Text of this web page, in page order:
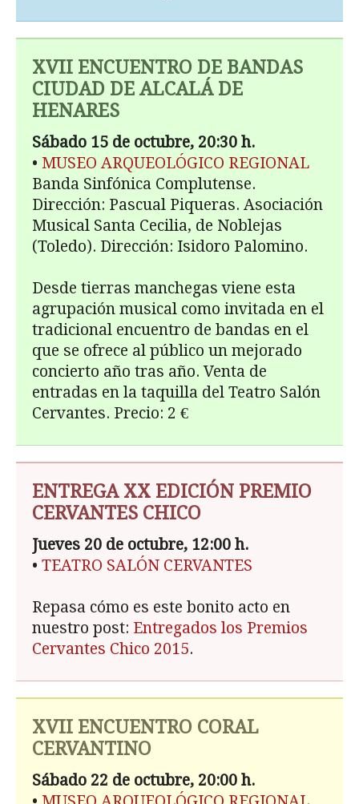
XVII ENCUENTRO DE BANDAS
CIUDAD DE ALCALÁ DE
HENARES
Sábado 15 de octubre, 20:30 h.
• MUSEO ARQUEOLÓGICO REGIONAL
Banda Sinfónica Complutense.
Dirección: Pascual Piqueras. Asociación
Musical Santa Cecilia, de Noblejas
(Toledo). Dirección: Isidoro Palomino.
Desde tierras manchegas viene esta
agrupación musical como invitada en el
tradicional encuentro de bandas en el
que se ofrece al público un mejorado
concierto año tras año. Venta de
entradas en la taquilla del Teatro Salón
Cervantes. Precio: 2 €
ENTREGA XX EDICIÓN PREMIO
CERVANTES CHICO
Jueves 20 de octubre, 12:00 h.
• TEATRO SALÓN CERVANTES
Repasa cómo es este bonito acto en
nuestro post: Entregados los Premios
Cervantes Chico 2015.
XVII ENCUENTRO CORAL
CERVANTINO
Sábado 22 de octubre, 20:00 h.